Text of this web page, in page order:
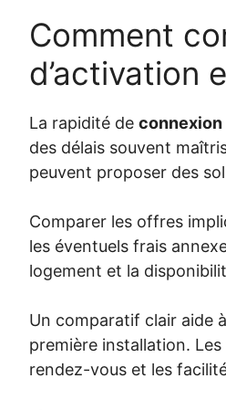
Comment
d’activation
La rapidité de
des délais souvent
peuvent proposer des
Comparer les offres
les éventuels frais
logement et la
Un comparatif clair aide
première installation.
rendez-vous et les